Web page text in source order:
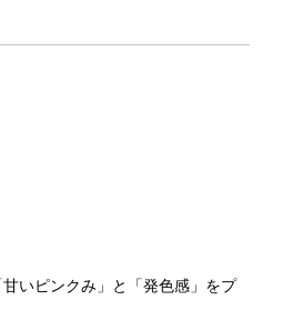
いピンクみ」と「発色感」をプ